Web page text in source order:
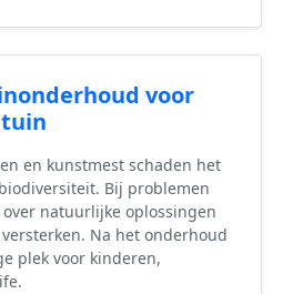
voor
en kunstmest schaden het
Bij problemen
natuurlijke oplossingen
Na het onderhoud
plek voor kinderen,